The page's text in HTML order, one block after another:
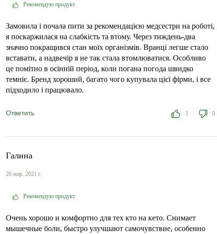
Рекомендую продукт
Замовила і почала пити за рекомендацією медсестри на роботі,
я поскаржилася на слабкість та втому. Через тиждень-два
значно покращився стан моїх організмів. Вранці легше стало
вставати, а надвечір я не так стала втомлюватися. Особливо
це помітно в осінній період, коли погана погода швидко
темніє. Бренд хороший, багато чого купувала цієї фірми, і все
підходило і працювало.
Ответить 3 0
Галина
26 мар. 2021 г.
Рекомендую продукт
Очень хорошо и комфортно для тех кто на кето. Снимает
мышечные боли, быстро улучшают самочувствие, особенно